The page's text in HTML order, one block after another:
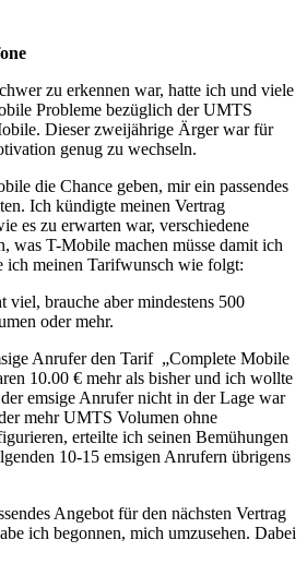
zu erkennen war, hatte ich und viele
Probleme bezüglich der UMTS
Dieser zweijährige Ärger war für
genug zu wechseln.
die Chance geben, mir ein passendes
Ich kündigte meinen Vertrag
es zu erwarten war, verschiedene
was T-Mobile machen müsse damit ich
ich meinen Tarifwunsch wie folgt:
viel, brauche aber mindestens 500
oder mehr.
Anrufer den Tarif „Complete Mobile
10.00 € mehr als bisher und ich wollte
emsige Anrufer nicht in der Lage war
mehr UMTS Volumen ohne
erteilte ich seinen Bemühungen
10-15 emsigen Anrufern übrigens
Angebot für den nächsten Vertrag
ich begonnen, mich umzusehen. Dabei